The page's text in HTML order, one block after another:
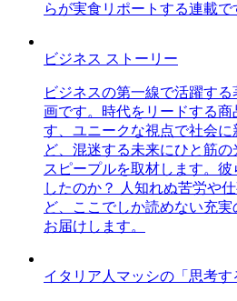
らが実食リポートする連載で
ビジネス ストーリー
ビジネスの第一線で活躍す
画です。時代をリードする
す、ユニークな視点で社会
ど、混迷する未来にひと筋
スピープルを取材します。
したのか？ 人知れぬ苦労や
ど、ここでしか読めない充
お届けします。
イタリア人マッシの「思考す